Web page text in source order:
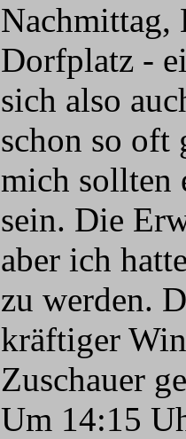
Nachmittag,
Dorfplatz -
sich also
schon so oft
mich sollten
sein. Die
aber ich
zu werden.
kräftiger
Zuschauer
Um 14:15